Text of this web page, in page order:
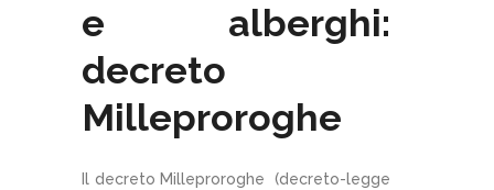
e alberghi:
decreto
Milleproroghe
Il decreto Milleproroghe (decreto-legge